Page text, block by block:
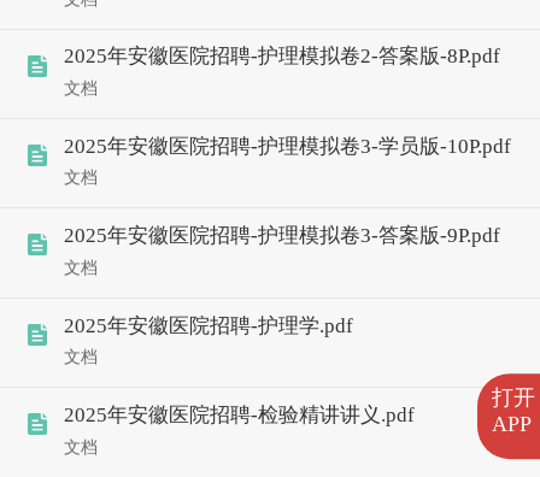
打开
APP
2025年安徽医院招聘-护理模拟卷2-答案版-8P.pdf
文档
2025年安徽医院招聘-护理模拟卷3-学员版-10P.pdf
文档
2025年安徽医院招聘-护理模拟卷3-答案版-9P.pdf
文档
2025年安徽医院招聘-护理学.pdf
文档
2025年安徽医院招聘-检验精讲讲义.pdf
文档